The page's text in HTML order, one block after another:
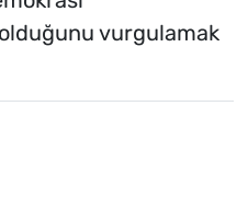
vurgulamak